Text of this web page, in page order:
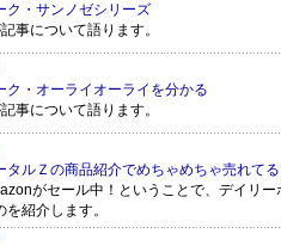
ク・サンノゼシリーズ
事について語ります。
ク・オーライオーライを分かる
事について語ります。
タルＺの商品紹介でめちゃめちゃ売れて
がセール中！ということで、デイリ
紹介します。